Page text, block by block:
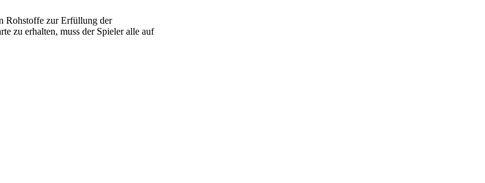
Rohstoffe zur Erfüllung der
zu erhalten, muss der Spieler alle auf